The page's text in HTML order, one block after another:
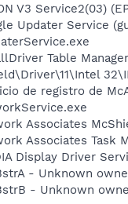
V3 Service2(03)
Updater Service
Table
de registro de
Associates
Associates Task
Display Driver
- Unknown
- Unknown